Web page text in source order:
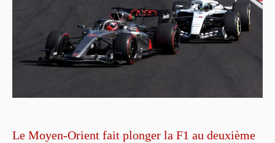
Le Moyen-Orient fait plonger la F1 au deuxième